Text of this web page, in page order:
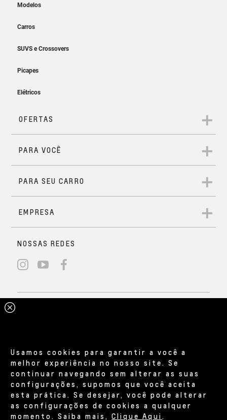
Usamos cookies para garantir a você a
melhor experiência no nosso site. Se
continuar navegando sem alterar as suas
configurações, supomos que você aceita
esta prática. Se desejar, você pode alterar
as configurações de cookies a qualquer
momento. Saiba mais,Clique Aqui.